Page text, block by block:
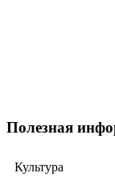
Полезная
Культура